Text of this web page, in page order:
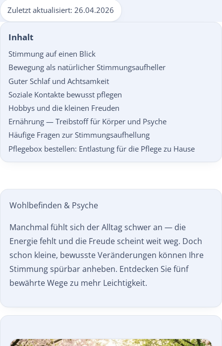
Zuletzt aktualisiert:26.04.2026
Inhalt
Stimmung auf einen Blick
Bewegung als natürlicher Stimmungsaufheller
Guter Schlaf und Achtsamkeit
Soziale Kontakte bewusst pflegen
Hobbys und die kleinen Freuden
Ernährung — Treibstoff für Körper und Psyche
Häufige Fragen zur Stimmungsaufhellung
Pflegebox bestellen: Entlastung für die Pflege zu Hause
Wohlbefinden & Psyche
Manchmal fühlt sich der Alltag schwer an — die
Energie fehlt und die Freude scheint weit weg. Doch
schon kleine, bewusste Veränderungen können Ihre
Stimmung spürbar anheben. Entdecken Sie fünf
bewährte Wege zu mehr Leichtigkeit.